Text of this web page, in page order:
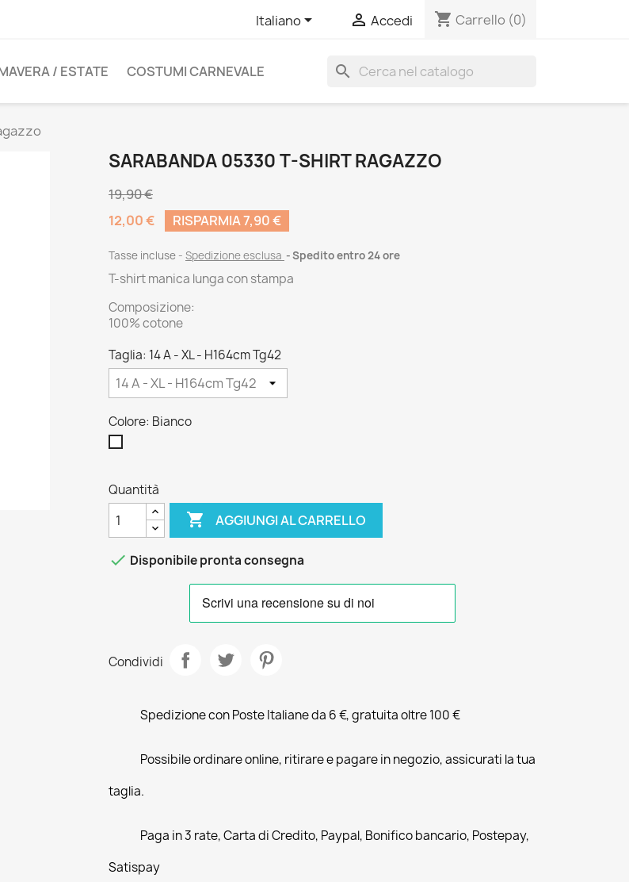
Italiano  Accedi shopping_cart Carrello (0)
/ ESTATE COSTUMI CARNEVALE search
SARABANDA 05330 T-SHIRT RAGAZZO
19,90 €
12,00 €
RISPARMIA 7,90 €
Tasse incluse Spedizione esclusa Spedito entro 24 ore
T-shirt manica lunga con stampa
Composizione:
100% cotone
Taglia: 14 A - XL - H164cm Tg42
Colore: Bianco
Quantità
 AGGIUNGI AL CARRELLO
 Disponibile pronta consegna
Condividi
Spedizione con Poste Italiane da 6 €, gratuita oltre 100 €
Possibile ordinare online, ritirare e pagare in negozio, assicurati la tua
taglia.
Paga in 3 rate, Carta di Credito, Paypal, Bonifico bancario, Postepay,
Satispay